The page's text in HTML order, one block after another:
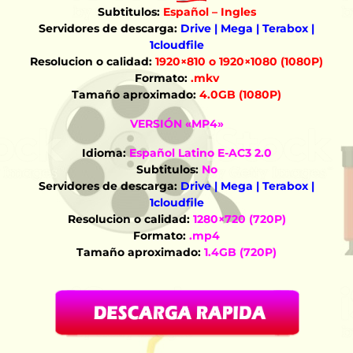
Subtitulos: Español – Ingles
Servidores de descarga: Drive | Mega | Terabox |
1cloudfile
Resolucion o calidad: 1920×810 o 1920×1080 (1080P)
Formato: .mkv
Tamaño aproximado: 4.0GB (1080P)
VERSIÓN «MP4»
Idioma: Español Latino E-AC3 2.0
Subtitulos: No
Servidores de descarga: Drive | Mega | Terabox |
1cloudfile
Resolucion o calidad: 1280×720 (720P)
Formato: .mp4
Tamaño aproximado: 1.4GB (720P)